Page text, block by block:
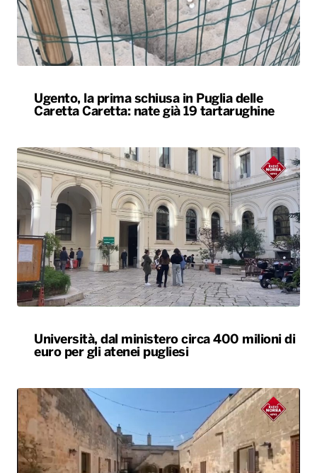
Ugento, la prima schiusa in Puglia delle
Caretta Caretta: nate già 19 tartarughine
Università, dal ministero circa 400 milioni di
euro per gli atenei pugliesi